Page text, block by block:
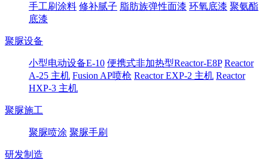
手工刷涂料 修补腻子 脂肪族弹性面漆 环氧底漆 聚氨酯
底漆
聚脲设备
小型电动设备E-10 便携式非加热型Reactor-E8P Reactor
A-25 主机 Fusion AP喷枪 Reactor EXP-2 主机 Reactor
HXP-3 主机
聚脲施工
聚脲喷涂 聚脲手刷
研发制造